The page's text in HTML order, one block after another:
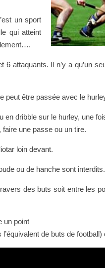
un sport
qui atteint
attaquants. Il n’y a qu’un
peut être passée avec le
en dribble sur le hurley, une
une passe ou un tire.
loin devant.
ou de hanche sont interdits.
des buts soit entre les
un point
de buts de